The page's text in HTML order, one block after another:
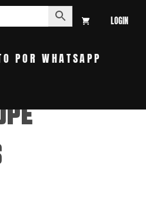
LOGIN
POR WHATSAPP